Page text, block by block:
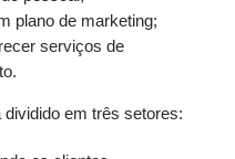
plano de marketing;
serviços de
em três setores: